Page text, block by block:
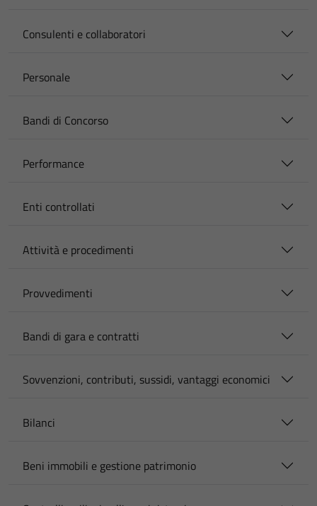
Consulenti e collaboratori
Personale
Bandi di Concorso
Performance
Enti controllati
Attività e procedimenti
Provvedimenti
Bandi di gara e contratti
Sovvenzioni, contributi, sussidi, vantaggi economici
Bilanci
Beni immobili e gestione patrimonio